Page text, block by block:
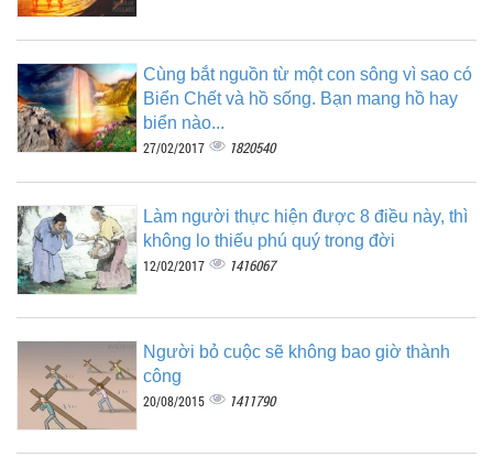
Cùng bắt nguồn từ một con sông vì sao có
Biển Chết và hồ sống. Bạn mang hồ hay
biển nào...
27/02/2017 1820540
Làm người thực hiện được 8 điều này, thì
không lo thiếu phú quý trong đời
12/02/2017 1416067
Người bỏ cuộc sẽ không bao giờ thành
công
20/08/2015 1411790